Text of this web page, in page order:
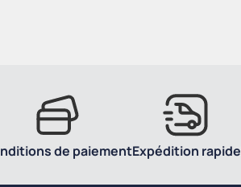
de paiementExpédition rapide